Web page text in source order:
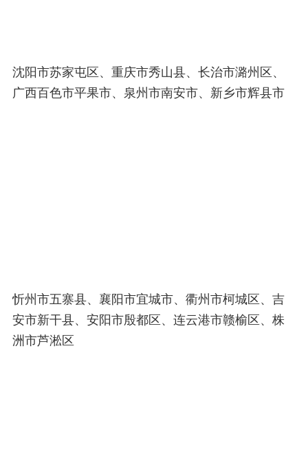
沈阳市苏家屯区、重庆市秀山县、长治市潞州区、
广西百色市平果市、泉州市南安市、新乡市辉县市
忻州市五寨县、襄阳市宜城市、衢州市柯城区、吉
安市新干县、安阳市殷都区、连云港市赣榆区、株
洲市芦淞区